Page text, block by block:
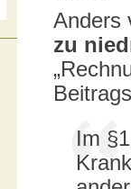
Anders
zu
Im